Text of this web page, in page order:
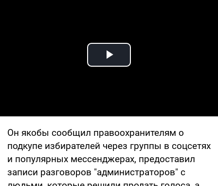
Play Video
Он якобы сообщил правоохранителям о
подкупе избирателей через группы в соцсетях
и популярных мессенджерах, предоставил
записи разговоров "администраторов" с